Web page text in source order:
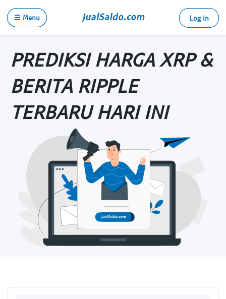
☰ Menu Log in
PREDIKSI HARGA XRP &
BERITA RIPPLE
TERBARU HARI INI